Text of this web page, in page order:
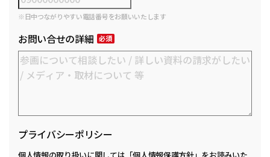
※日中つながりやすい電話番号をお願いいたします
お問い合せの詳細
プライバシーポリシー